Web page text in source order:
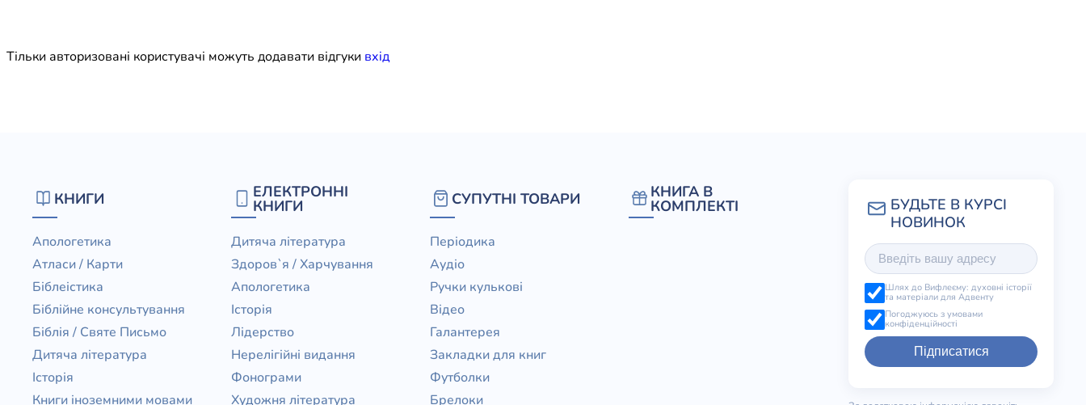
Художня література
Тільки авторизовані користувачі можуть додавати відгуки вхiд
КНИГИ
Апологетика
Атласи / Карти
Біблеістика
Біблійне консультування
Біблія / Святе Письмо
Дитяча література
Історія
Книги іноземними мовами
ЕЛЕКТРОННІ
КНИГИ
Дитяча література
Здоров`я / Харчування
Апологетика
Історія
Лідерство
Нерелігійні видання
Фонограми
Художня література
СУПУТНІ ТОВАРИ
Періодика
Аудіо
Ручки кулькові
Відео
Галантерея
Закладки для книг
Футболки
Брелоки
КНИГА В
КОМПЛЕКТІ
Шлях до Вифлеєму: духовні історії
та матеріали для Адвенту
Погоджуюсь з умовами
конфіденційності
Підписатися